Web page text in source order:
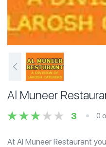
Al Muneer
3 0
At Al Muneer Restaurant